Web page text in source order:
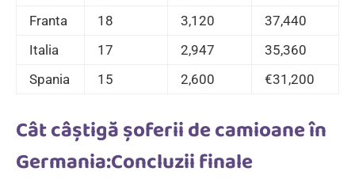
Franta
18 3,120
37,440
Italia
17 2,947
35,360
Spania
15 2,600 €31,200
Cât câștigă șoferii de camioane în
Germania:Concluzii finale